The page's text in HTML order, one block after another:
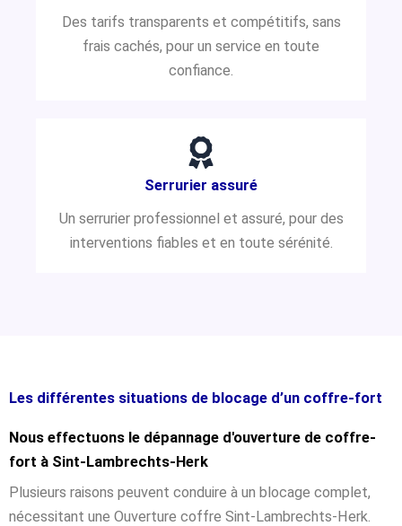
Des tarifs transparents et compétitifs, sans
frais cachés, pour un service en toute
confiance.
Serrurier assuré
Un serrurier professionnel et assuré, pour des
interventions fiables et en toute sérénité.
Les différentes situations de blocage d’un coffre-fort
Nous effectuons le dépannage d'ouverture de coffre-
fort à Sint-Lambrechts-Herk
Plusieurs raisons peuvent conduire à un blocage complet,
nécessitant une Ouverture coffre Sint-Lambrechts-Herk.